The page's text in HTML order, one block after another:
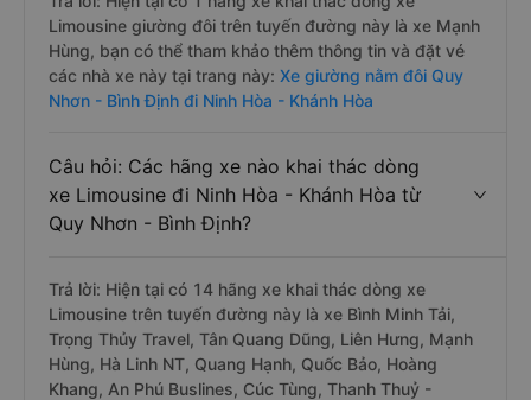
Limousine giường đôi trên tuyến đường này là xe Mạnh
Hùng, bạn có thể tham khảo thêm thông tin và đặt vé
các nhà xe này tại trang này: Xe giường nằm đôi Quy
Nhơn - Bình Định đi Ninh Hòa - Khánh Hòa
Câu hỏi: Các hãng xe nào khai thác dòng
xe Limousine đi Ninh Hòa - Khánh Hòa từ
Quy Nhơn - Bình Định?
Trả lời: Hiện tại có 14 hãng xe khai thác dòng xe
Limousine trên tuyến đường này là xe Bình Minh Tải,
Trọng Thủy Travel, Tân Quang Dũng, Liên Hưng, Mạnh
Hùng, Hà Linh NT, Quang Hạnh, Quốc Bảo, Hoàng
Khang, An Phú Buslines, Cúc Tùng, Thanh Thuỷ -